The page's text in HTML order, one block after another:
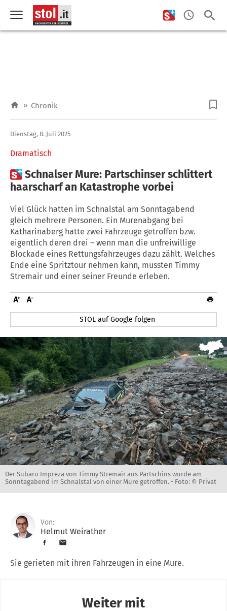
» Chronik
Dramatisch
Dienstag, 8. Juli 2025
Schnalser Mure: Partschinser schlittert
haarscharf an Katastrophe vorbei
Viel Glück hatten im Schnalstal am Sonntagabend
gleich mehrere Personen. Ein Murenabgang bei
Katharinaberg hatte zwei Fahrzeuge getroffen bzw.
eigentlich deren drei – wenn man die unfreiwillige
Blockade eines Rettungsfahrzeuges dazu zählt. Welches
Ende eine Spritztour nehmen kann, mussten Timmy
Stremair und einer seiner Freunde erleben.
STOL auf Google folgen
Der Subaru Impreza von Timmy Stremair aus Partschins wurde am
Sonntagabend im Schnalstal von einer Mure getroffen. - Foto: © Privat
Von:
Helmut Weirather
Sie gerieten mit ihren Fahrzeugen in eine Mure.